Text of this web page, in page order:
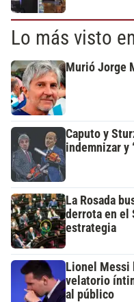
Lo más visto
Murió Jorge
Caputo y
indemnizar y
La Rosada
derrota en el
estrategia
Lionel Messi
velatorio
al público